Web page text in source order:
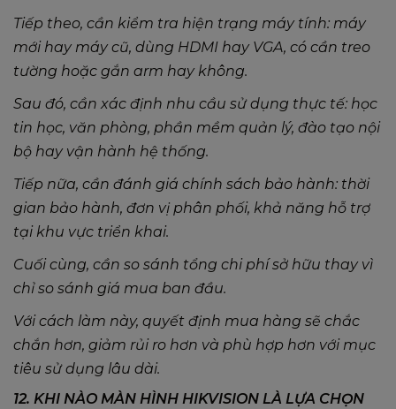
Tiếp theo, cần kiểm tra hiện trạng máy tính: máy
mới hay máy cũ, dùng HDMI hay VGA, có cần treo
tường hoặc gắn arm hay không.
Sau đó, cần xác định nhu cầu sử dụng thực tế: học
tin học, văn phòng, phần mềm quản lý, đào tạo nội
bộ hay vận hành hệ thống.
Tiếp nữa, cần đánh giá chính sách bảo hành: thời
gian bảo hành, đơn vị phân phối, khả năng hỗ trợ
tại khu vực triển khai.
Cuối cùng, cần so sánh tổng chi phí sở hữu thay vì
chỉ so sánh giá mua ban đầu.
Với cách làm này, quyết định mua hàng sẽ chắc
chắn hơn, giảm rủi ro hơn và phù hợp hơn với mục
tiêu sử dụng lâu dài.
12. KHI NÀO MÀN HÌNH HIKVISION LÀ LỰA CHỌN